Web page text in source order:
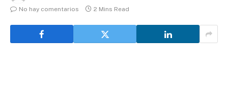
No hay comentarios
2 Mins Read